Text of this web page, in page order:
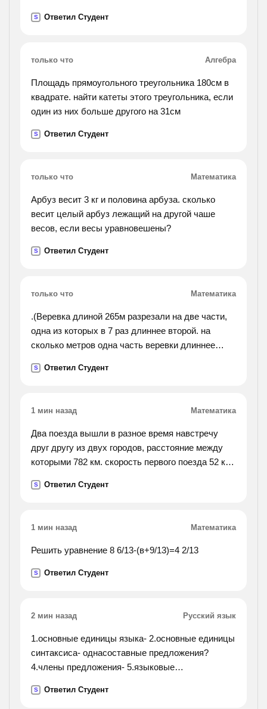
S Ответил Студент
только что Алгебра
Площадь прямоугольного треугольника 180см в
квадрате. найти катеты этого треугольника, если
один из них больше другого на 31см
S Ответил Студент
только что Математика
Арбуз весит 3 кг и половина арбуза. сколько
весит целый арбуз лежащий на другой чаше
весов, если весы уравновешены?
S Ответил Студент
только что Математика
.(Веревка длиной 265м разрезали на две части,
одна из которых в 7 раз длиннее второй. на
сколько метров одна часть веревки длиннее
S Ответил Студент
1 мин назад Математика
Два поезда вышли в разное время навстречу
друг другу из двух городов, расстояние между
которыми 782 км. скорость первого поезда 52 км/
встретился со вторым. на сколько один из
S Ответил Студент
1 мин назад Математика
Решить уравнение 8 6/13-(в+9/13)=4 2/13
S Ответил Студент
2 мин назад Русский язык
1.основные единицы языка- 2.основные единицы
синтаксиса- однасоставные предложения?
4.члены предложения- 5.языковые
вставить про пущенные слова на месте"__"
S Ответил Студент